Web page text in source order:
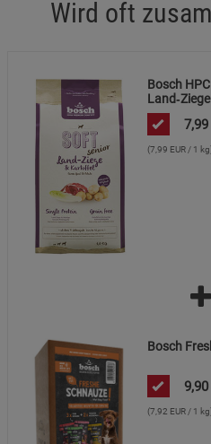
Wird oft
Bosch
7,99
(7,99 EUR / 1
Bosch
9,90
(7,92 EUR / 1